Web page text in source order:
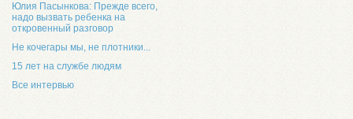
Юлия Пасынкова: Прежде всего,
надо вызвать ребенка на
откровенный разговор
Не кочегары мы, не плотники...
15 лет на службе людям
Все интервью